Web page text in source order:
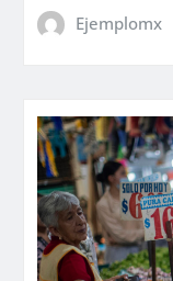
Ejemplomx